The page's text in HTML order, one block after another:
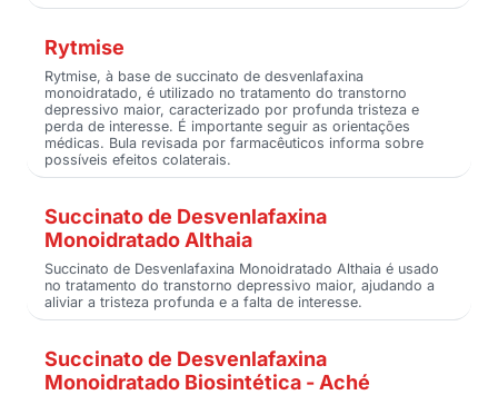
Rytmise
Rytmise, à base de succinato de desvenlafaxina
monoidratado, é utilizado no tratamento do transtorno
depressivo maior, caracterizado por profunda tristeza e
perda de interesse. É importante seguir as orientações
médicas. Bula revisada por farmacêuticos informa sobre
possíveis efeitos colaterais.
Succinato de Desvenlafaxina
Monoidratado Althaia
Succinato de Desvenlafaxina Monoidratado Althaia é usado
no tratamento do transtorno depressivo maior, ajudando a
aliviar a tristeza profunda e a falta de interesse.
Succinato de Desvenlafaxina
Monoidratado Biosintética - Aché